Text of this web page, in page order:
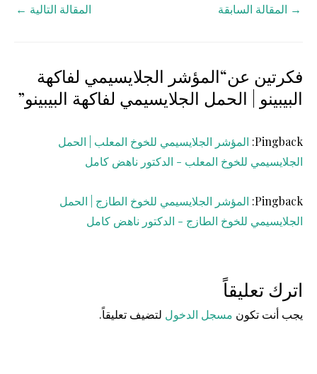
→ المقالة السابقة المقالة التالية ←
فكرتين عن“المؤشر الجلايسيمي لفاكهة
البيبينو | الحمل الجلايسيمي لفاكهة البيبينو”
Pingback: المؤشر الجلايسيمي للخوخ المعلب | الحمل
الجلايسيمي للخوخ المعلب - الدكتور ناهض كامل
Pingback: المؤشر الجلايسيمي للخوخ الطازج | الحمل
الجلايسيمي للخوخ الطازج - الدكتور ناهض كامل
اترك تعليقاً
يجب أنت تكون مسجل الدخول لتضيف تعليقاً.